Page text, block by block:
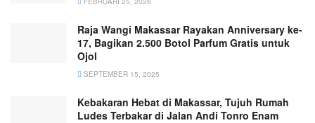
Raja Wangi Makassar Rayakan Anniversary ke-
17, Bagikan 2.500 Botol Parfum Gratis untuk
Ojol
SEPTEMBER 15, 2025
Kebakaran Hebat di Makassar, Tujuh Rumah
Ludes Terbakar di Jalan Andi Tonro Enam